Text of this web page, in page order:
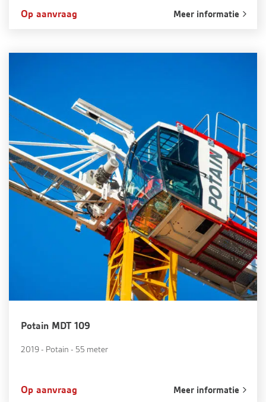
Op aanvraag Meer informatie
Potain MDT 109
2019 - Potain - 55 meter
Op aanvraag Meer informatie